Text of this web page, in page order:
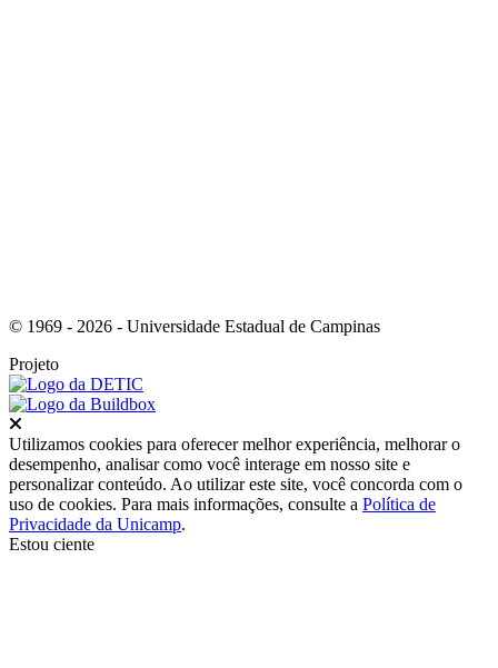
© 1969 - 2026 - Universidade Estadual de Campinas
Projeto
Utilizamos cookies para oferecer melhor experiência, melhorar o
desempenho, analisar como você interage em nosso site e
personalizar conteúdo. Ao utilizar este site, você concorda com o
uso de cookies. Para mais informações, consulte a Política de
Privacidade da Unicamp.
Estou ciente